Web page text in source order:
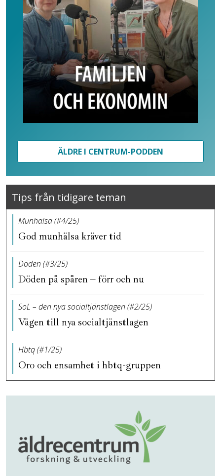
ÄLDRE I CENTRUM-PODDEN
Tips från tidigare teman
Munhälsa (#4/25)
God munhälsa kräver tid
Döden (#3/25)
Döden på spåren – förr och nu
SoL – den nya socialtjänstlagen (#2/25)
Vägen till nya socialtjänstlagen
Hbtq (#1/25)
Oro och ensamhet i hbtq-gruppen